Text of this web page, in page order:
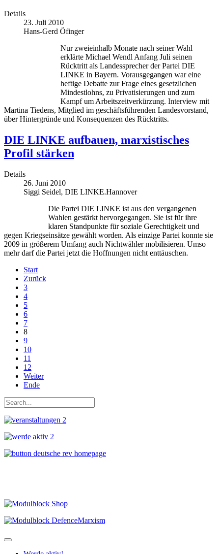
Details
23. Juli 2010
Hans-Gerd Öfinger
Nur zweieinhalb Monate nach seiner Wahl
erklärte Michael Wendl Anfang Juli seinen
Rücktritt als Landessprecher der Partei DIE
LINKE in Bayern. Vorausgegangen war eine
heftige Debatte zur Frage eines gesetzlichen
Mindestlohns, zu Privatisierungen und zum
Kampf um Arbeitszeitverkürzung. Interview mit
Martina Tiedens, Mitglied im geschäftsführenden Landesvorstand,
über Hintergründe und Konsequenzen des Rücktritts.
DIE LINKE aufbauen, marxistisches
Profil stärken
Details
26. Juni 2010
Siggi Seidel, DIE LINKE.Hannover
Die Partei DIE LINKE ist aus den vergangenen
Wahlen gestärkt hervorgegangen. Sie ist für ihre
klaren Standpunkte für soziale Gerechtigkeit und
gegen Kriegseinsätze gewählt worden. Als einzige Partei konnte sie
2009 in größerem Umfang auch Nichtwähler mobilisieren. Umso
mehr darf die Partei jetzt die Hoffnungen nicht enttäuschen.
Start
Zurück
3
4
5
6
7
8
9
10
11
12
Weiter
Ende